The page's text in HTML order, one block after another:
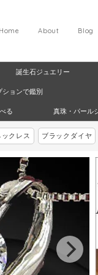
Blog
About
Home
誕生石ジュエリー
ションで鑑別
る 真珠・パール
クレス ブラックダイヤ